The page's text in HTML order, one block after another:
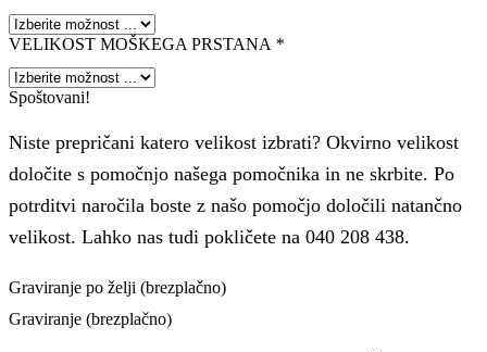
VELIKOST MOŠKEGA PRSTANA *
Spoštovani!
Niste prepričani katero velikost izbrati? Okvirno velikost
določite s pomočnjo našega pomočnika in ne skrbite. Po
potrditvi naročila boste z našo pomočjo določili natančno
velikost. Lahko nas tudi pokličete na 040 208 438.
Graviranje po želji (brezplačno)
Graviranje (brezplačno)